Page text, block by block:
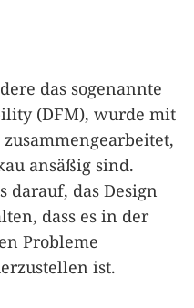
das sogenannte
(DFM), wurde mit
zusammengearbeitet,
ansäßig sind.
darauf, das Design
dass es in der
Probleme
ist.